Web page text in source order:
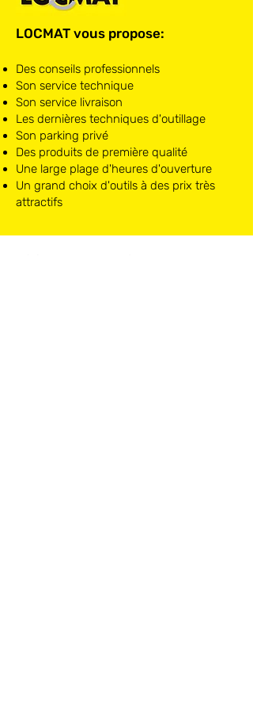
LOCMAT vous propose:
Des conseils professionnels
Son service technique
Son service livraison
Les dernières techniques d'outillage
Son parking privé
Des produits de première qualité
Une large plage d'heures d'ouverture
Un grand choix d'outils à des prix très
attractifs